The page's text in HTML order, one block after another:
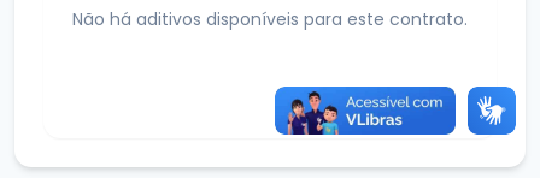
Não há aditivos disponíveis para este contrato.